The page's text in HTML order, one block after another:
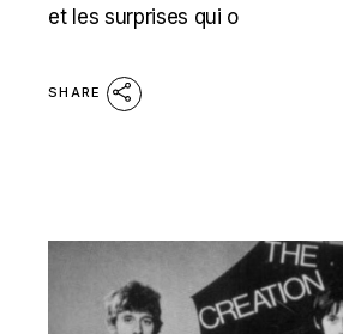
et les surprises qui o
SHARE